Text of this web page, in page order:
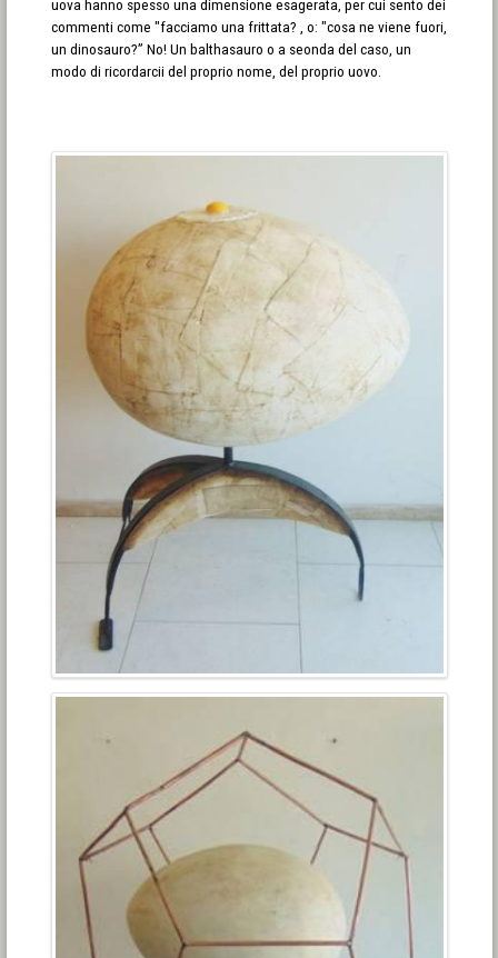
uova hanno spesso una dimensione esagerata, per cui sento dei
commenti come "facciamo una frittata? , o: "cosa ne viene fuori,
un dinosauro?” No! Un balthasauro o a seonda del caso, un
modo di ricordarcii del proprio nome, del proprio uovo.